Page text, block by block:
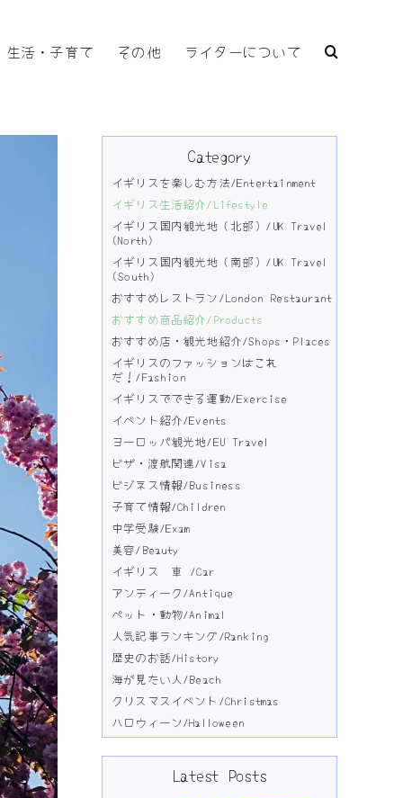
生活・子育て その他 ライターについて
Category
イギリスを楽しむ方法/Entertainment
イギリス生活紹介/Lifestyle
イギリス国内観光地（北部）/UK Travel
(North)
イギリス国内観光地（南部）/UK Travel
(South)
おすすめレストラン/London Restaurant
おすすめ商品紹介/Products
おすすめ店・観光地紹介/Shops・Places
イギリスのファッションはこれ
だ！/Fashion
イギリスでできる運動/Exercise
イベント紹介/Events
ヨーロッパ観光地/EU Travel
ビザ・渡航関連/Visa
ビジネス情報/Business
子育て情報/Children
中学受験/Exam
美容/Beauty
イギリス 車 /Car
アンティーク/Antique
ペット・動物/Animal
人気記事ランキング/Ranking
歴史のお話/History
海が見たい人/Beach
クリスマスイベント/Christmas
ハロウィーン/Halloween
Latest Posts